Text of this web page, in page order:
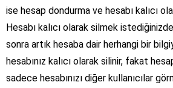
ise hesap dondurma ve hesabı kalıcı
Hesabı kalıcı olarak silmek
sonra artık hesaba dair herhangi bir
hesabınız kalıcı olarak silinir, fakat
sadece hesabınızı diğer kullanıcılar